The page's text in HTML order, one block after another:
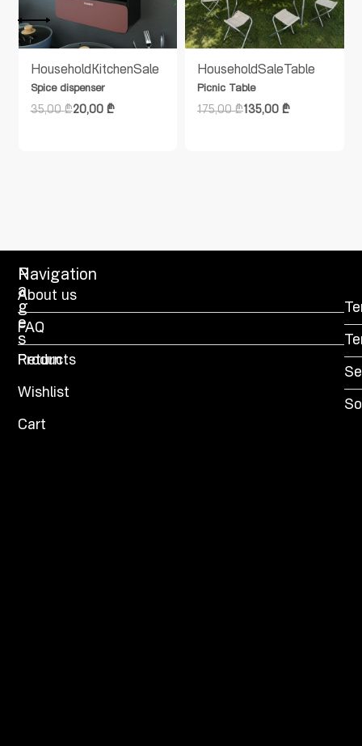
HouseholdKitchenSale
Spice dispenser
35,00₾20,00 ₾
HouseholdSale Table
Picnic Table
175,00₾135,00₾
P
a
g
e
s
Products
Wishlist
Cart
Navigation
About us
FAQ
Return